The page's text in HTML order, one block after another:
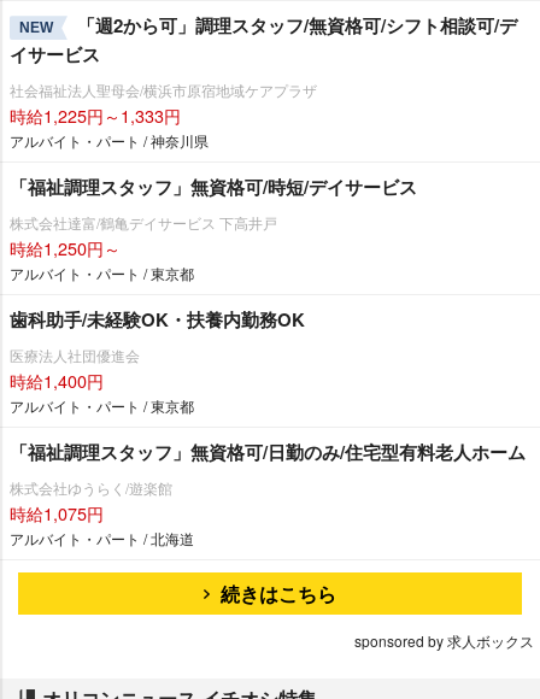
NEW
「週2から可」調理スタッフ/無資格可/シフト相談可/デ
イサービス
社会福祉法人聖母会/横浜市原宿地域ケアプラザ
時給1,225円～1,333円
アルバイト・パート / 神奈川県
「福祉調理スタッフ」無資格可/時短/デイサービス
株式会社達富/鶴亀デイサービス 下高井戸
時給1,250円～
アルバイト・パート / 東京都
歯科助手/未経験OK・扶養内勤務OK
医療法人社団優進会
時給1,400円
アルバイト・パート / 東京都
「福祉調理スタッフ」無資格可/日勤のみ/住宅型有料老人ホーム
株式会社ゆうらく/遊楽館
時給1,075円
アルバイト・パート / 北海道
続きはこちら
sponsored by 求人ボックス